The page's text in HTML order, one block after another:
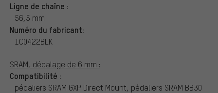
Ligne de chaîne :
56,5 mm
Numéro du fabricant:
1C0422BLK
SRAM, décalage de 6 mm :
Compatibilité :
pédaliers SRAM GXP Direct Mount, pédaliers SRAM BB30